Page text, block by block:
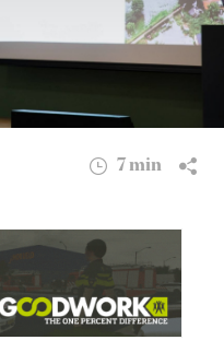
7 min